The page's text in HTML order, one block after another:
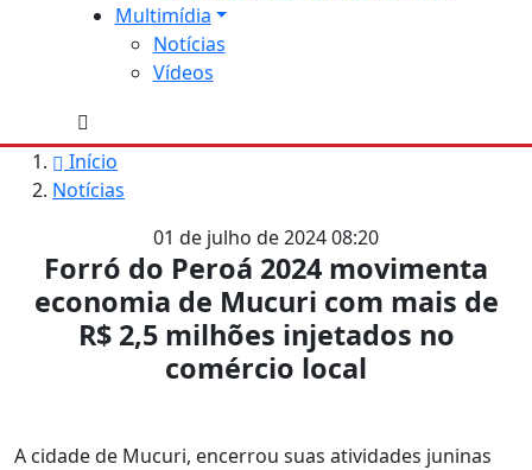
Multimídia
Notícias
Vídeos
Início
Notícias
01 de julho de 2024 08:20
Forró do Peroá 2024 movimenta
economia de Mucuri com mais de
R$ 2,5 milhões injetados no
comércio local
A cidade de Mucuri, encerrou suas atividades juninas